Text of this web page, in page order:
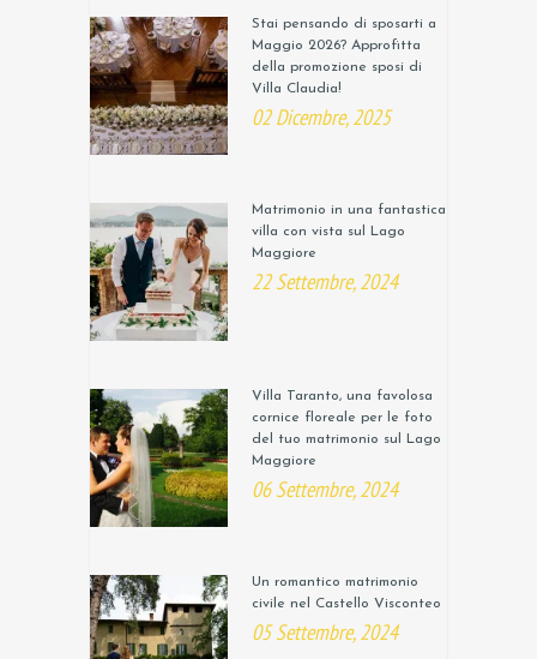
Stai pensando di sposarti a
Maggio 2026? Approfitta
della promozione sposi di
Villa Claudia!
02 Dicembre, 2025
Matrimonio in una fantastica
villa con vista sul Lago
Maggiore
22 Settembre, 2024
Villa Taranto, una favolosa
cornice floreale per le foto
del tuo matrimonio sul Lago
Maggiore
06 Settembre, 2024
Un romantico matrimonio
civile nel Castello Visconteo
05 Settembre, 2024